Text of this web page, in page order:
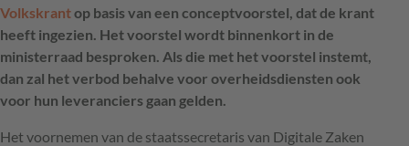
Volkskrantop basis van een conceptvoorstel, dat de krant
heeft ingezien. Het voorstel wordt binnenkort in de
ministerraad besproken. Als die met het voorstel instemt,
dan zal het verbod behalve voor overheidsdiensten ook
voor hun leveranciers gaan gelden.
Het voornemen van de staatssecretaris van Digitale Zaken